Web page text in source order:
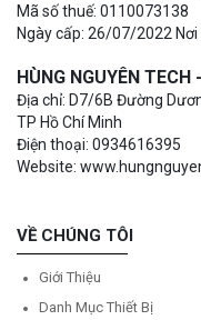
Mã số thuế: 0110073138
Ngày cấp: 26/07/2022
HÙNG NGUYÊN
Địa chỉ: D7/6B Đường
TP Hồ Chí Minh
Điện thoại: 0934616395
Website:
VỀ CHÚNG TÔI
Giới Thiệu
Danh Mục Thiết Bị